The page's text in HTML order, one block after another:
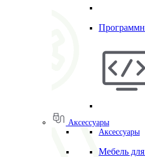
Аксессуары
Аксессуары
Мебель